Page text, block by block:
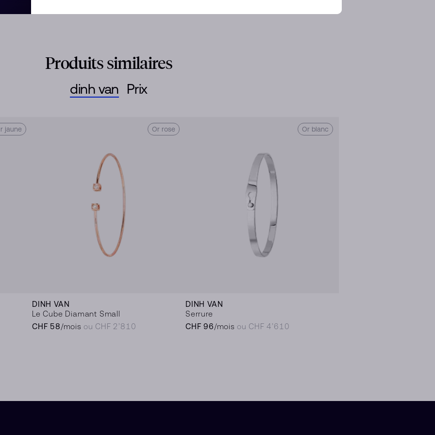
Produits similaires
dinh van
jaune Or rose
DINH VAN
Le Cube Diamant Small
CHF 58/mois ou CHF 2’810
Or blanc
DINH VAN
Serrure
CHF 96/mois ou CHF 4’610
Prix